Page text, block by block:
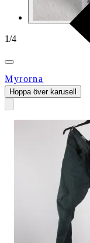
1/4
Myrorna
Hoppa över karusell